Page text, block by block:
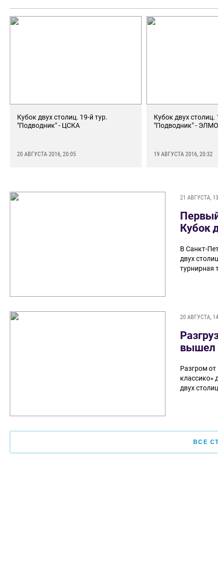
Кубок двух столиц. 19-й тур.
"Подводник" - ЦСКА
20 АВГУСТА 2016, 20:05
Кубок двух столиц.
"Подводник" -
19 АВГУСТА 2016, 20:32
21 АВГУСТА,
Кубок
В Санкт-
двух
турнирная
20 АВГУСТА,
вышел
Разгром
классико»
двух
ВСЕ